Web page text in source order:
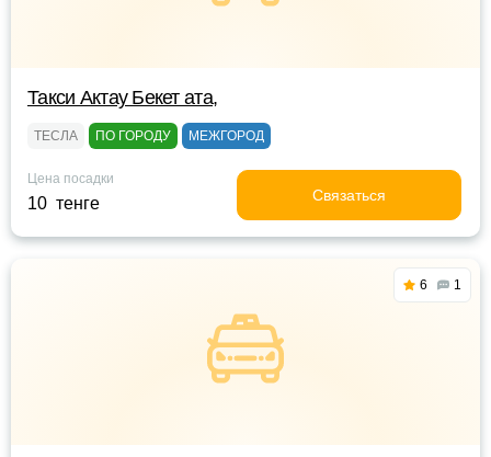
Такси Актау Бекет ата,
ТЕСЛА ПО ГОРОДУ МЕЖГОРОД
Цена посадки
10 тенге Связаться
6 1